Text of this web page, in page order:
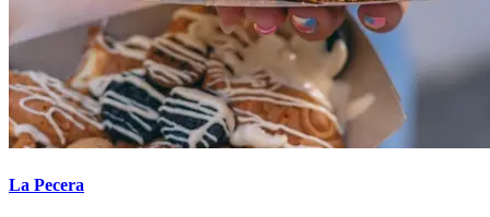
La Pecera